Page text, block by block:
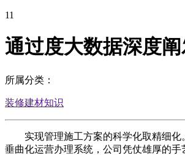
11
通过度大数据深度
所属分类：
装修建材知识
实现管理施工方案的科学化取精细化
垂曲化运营办理系统，公司凭仗雄厚的手